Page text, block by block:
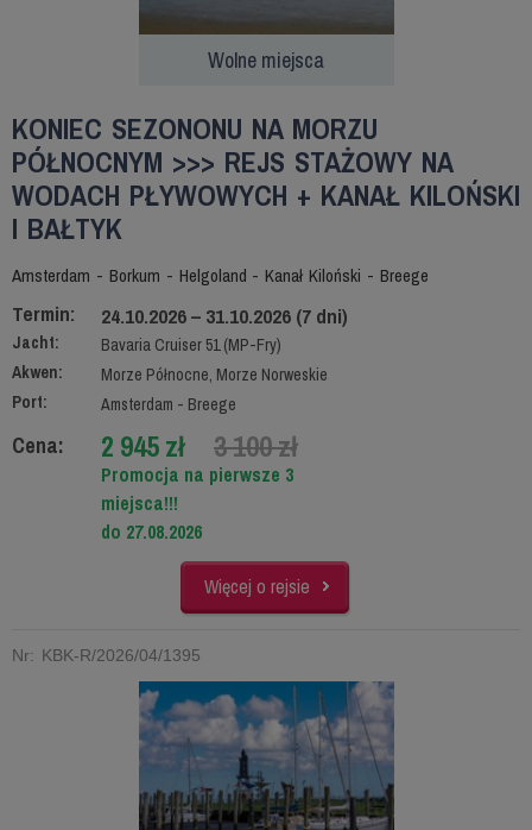
Wolne miejsca
KONIEC SEZONONU NA MORZU
PÓŁNOCNYM >>> REJS STAŻOWY NA
WODACH PŁYWOWYCH + KANAŁ KILOŃSKI
I BAŁTYK
Amsterdam - Borkum - Helgoland - Kanał Kiloński - Breege
Termin: 24.10.2026 – 31.10.2026 (7 dni)
Jacht:
Bavaria Cruiser 51 (MP-Fry)
Akwen:
Morze Północne, Morze Norweskie
Port:
Amsterdam - Breege
Cena: 2 945 zł 3 100 zł
Promocja na pierwsze 3
miejsca!!!
do 27.08.2026
Więcej o rejsie
Nr: KBK-R/2026/04/1395